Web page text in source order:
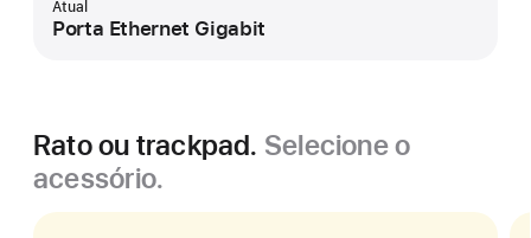
Atual
Porta Ethernet Gigabit
Rato ou trackpad. Selecione o
acessório.